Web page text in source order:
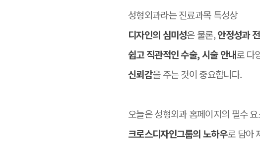
성형외과라는 진료과목 특성상
디자인의 심미성은 물론,안정성과
쉽고 직관적인 수술, 시술 안내로 다
신뢰감을 주는 것이 중요합니다.
오늘은 성형외과 홈페이지의 필수
크로스디자인그룹의 노하우로 담아